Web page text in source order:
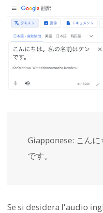
Giapponese: こん
です。
Se si desidera l'audio